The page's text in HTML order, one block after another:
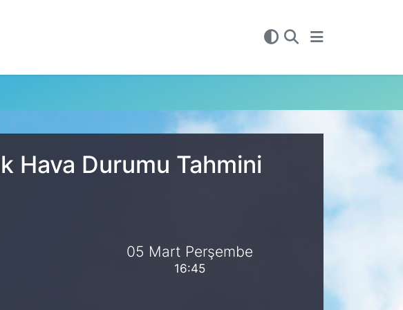
Hava Durumu Tahmini
05 Mart Perşembe
16:45